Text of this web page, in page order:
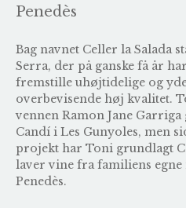
Penedès
Bag navnet Celler la Salada
Serra, der på ganske få år
fremstille uhøjtidelige og
overbevisende høj kvalitet.
vennen Ramon Jane
Candí i Les Gunyoles, men
projekt har Toni grundlagt
laver vine fra familiens egne
Penedès.